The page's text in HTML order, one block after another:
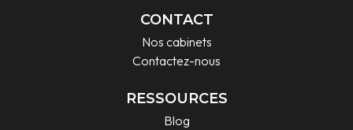
CONTACT
Nos cabinets
Contactez-nous
RESSOURCES
Blog